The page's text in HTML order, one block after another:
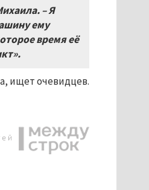
– Я
ему
время её
ищет очевидцев.